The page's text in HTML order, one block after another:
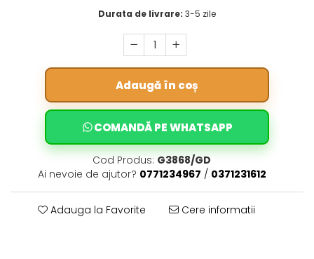
Durata de livrare: 3-5 zile
Adaugă în coș
COMANDĂ PE WHATSAPP
Cod Produs: G3868/GD
Ai nevoie de ajutor? 0771234967 / 0371231612
Adauga la Favorite Cere informatii